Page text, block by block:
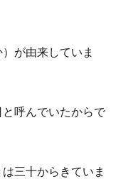
が由来していま
と呼んでいたからで
三十からきていま